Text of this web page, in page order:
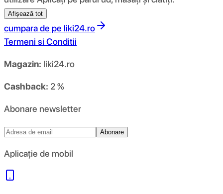
Afișează tot
cumpara de pe liki24.ro
Termeni si Conditii
Magazin: liki24.ro
Cashback: 2 %
Abonare newsletter
Abonare
Aplicație de mobil